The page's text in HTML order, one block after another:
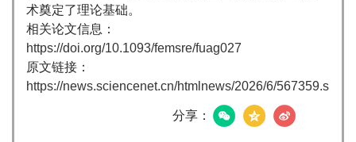
术奠定了理论基础。
相关论文信息：
https://doi.org/10.1093/femsre/fuag027
原文链接：
https://news.sciencenet.cn/htmlnews/2026/6/567359.shtm
分享：